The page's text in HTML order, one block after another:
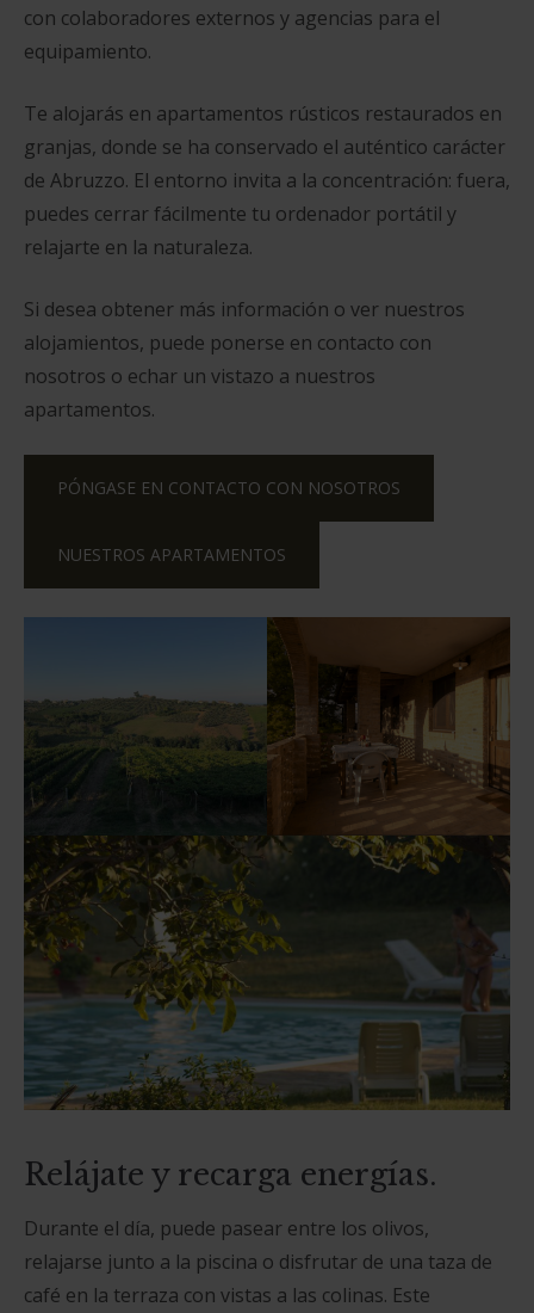
con colaboradores externos y agencias para el
equipamiento.
Te alojarás en apartamentos rústicos restaurados en
granjas, donde se ha conservado el auténtico carácter
de Abruzzo. El entorno invita a la concentración: fuera,
puedes cerrar fácilmente tu ordenador portátil y
relajarte en la naturaleza.
Si desea obtener más información o ver nuestros
alojamientos, puede ponerse en contacto con
nosotros o echar un vistazo a nuestros
apartamentos.
PÓNGASE EN CONTACTO CON NOSOTROS
NUESTROS APARTAMENTOS
Relájate y recarga energías.
Durante el día, puede pasear entre los olivos,
relajarse junto a la piscina o disfrutar de una taza de
café en la terraza con vistas a las colinas. Este